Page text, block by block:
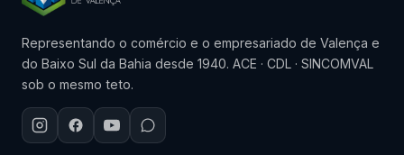
Representando o comércio e o empresariado de Valença e
do Baixo Sul da Bahia desde 1940. ACE · CDL · SINCOMVAL
sob o mesmo teto.